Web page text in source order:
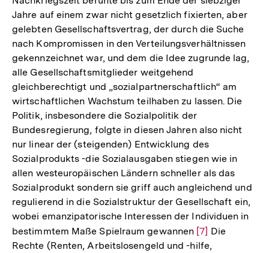
Jahre auf einem zwar nicht gesetzlich fixierten, aber
gelebten Gesellschaftsvertrag, der durch die Suche
nach Kompromissen in den Verteilungsverhältnissen
gekennzeichnet war, und dem die Idee zugrunde lag,
alle Gesellschaftsmitglieder weitgehend
gleichberechtigt und „sozialpartnerschaftlich“ am
wirtschaftlichen Wachstum teilhaben zu lassen. Die
Politik, insbesondere die Sozialpolitik der
Bundesregierung, folgte in diesen Jahren also nicht
nur linear der (steigenden) Entwicklung des
Sozialprodukts -die Sozialausgaben stiegen wie in
allen westeuropäischen Ländern schneller als das
Sozialprodukt sondern sie griff auch angleichend und
regulierend in die Sozialstruktur der Gesellschaft ein,
wobei emanzipatorische Interessen der Individuen in
bestimmtem Maße Spielraum gewannen Zur
Auflösung
[7] Die
Rechte (Renten, Arbeitslosengeld und -hilfe,